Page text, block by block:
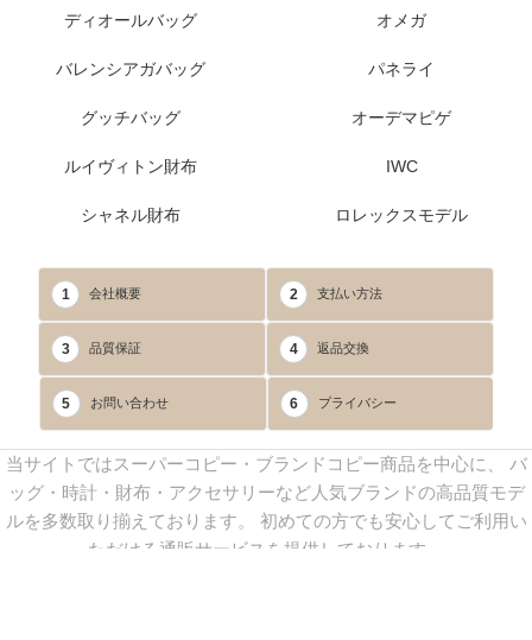
ディオールバッグ
バレンシアガバッグ
グッチバッグ
ルイヴィトン財布
シャネル財布
オメガ
パネライ
オーデマピゲ
IWC
ロレックスモデル
1 会社概要 2 支払い方法
3 品質保証 4 返品交換
5 お問い合わせ 6 プライバシー
当サイトではスーパーコピー・ブランドコピー商品を中心に、 バ
ッグ・時計・財布・アクセサリーなど人気ブランドの高品質モデ
ルを多数取り揃えております。 初めての方でも安心してご利用い
ただける通販サービスを提供しております。